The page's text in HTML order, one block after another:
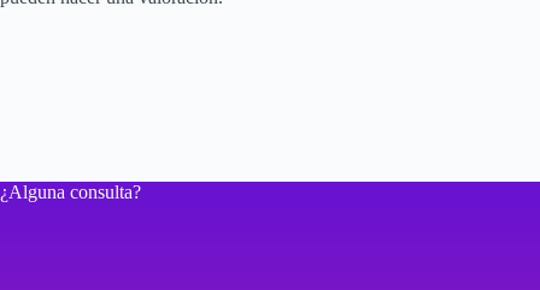
¿Alguna consulta?